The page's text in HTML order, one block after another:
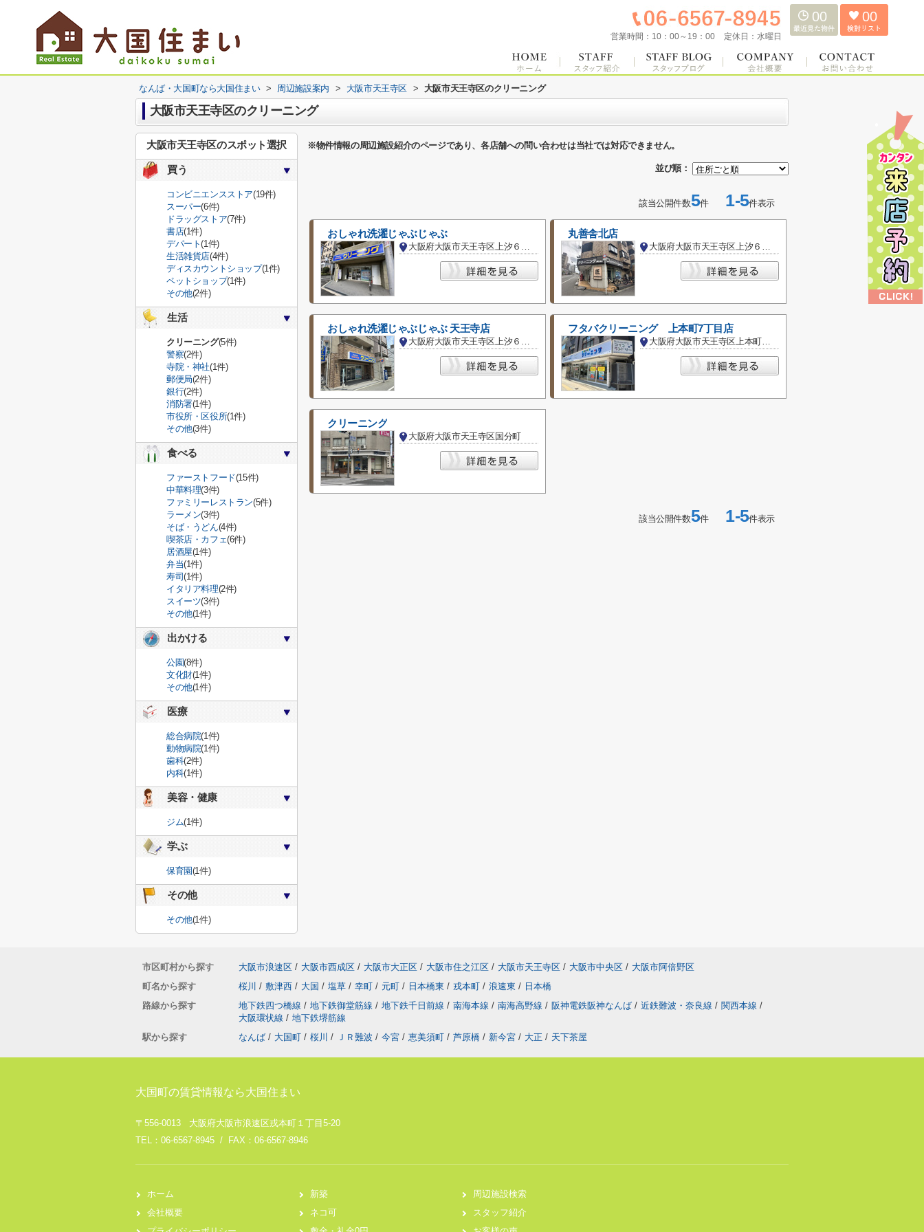
営業時間： 10：00～19：00 定休日： 水曜日
00 00
なんば・大国町なら大国住まい > 周辺施設案内 > 大阪市天王寺区 > 大阪市天王寺区のクリーニング
大阪市天王寺区のクリーニング
※物件情報の周辺施設紹介のページであり、各店舗への問い合わせは当社では対応できません。
並び順：
該当公開件数5件1-5件表示
おしゃれ洗濯じゃぶじゃぶ
大阪府大阪市天王寺区上汐６丁目
丸善舎北店
大阪府大阪市天王寺区上汐６丁目
おしゃれ洗濯じゃぶじゃぶ 天王寺店
大阪府大阪市天王寺区上汐６丁目
フタバクリーニング 上本町7丁目店
大阪府大阪市天王寺区上本町７丁目
クリーニング
大阪府大阪市天王寺区国分町
該当公開件数5件1-5件表示
大阪市天王寺区のスポット選択
買う
コンビニエンスストア(19件)
スーパー(6件)
ドラッグストア(7件)
書店(1件)
デパート(1件)
生活雑貨店(4件)
ディスカウントショップ(1件)
ペットショップ(1件)
その他(2件)
生活
クリーニング(5件)
警察(2件)
寺院・神社(1件)
郵便局(2件)
銀行(2件)
消防署(1件)
市役所・区役所(1件)
その他(3件)
食べる
ファーストフード(15件)
中華料理(3件)
ファミリーレストラン(5件)
ラーメン(3件)
そば・うどん(4件)
喫茶店・カフェ(6件)
居酒屋(1件)
弁当(1件)
寿司(1件)
イタリア料理(2件)
スイーツ(3件)
その他(1件)
出かける
公園(8件)
文化財(1件)
その他(1件)
医療
総合病院(1件)
動物病院(1件)
歯科(2件)
内科(1件)
美容・健康
ジム(1件)
学ぶ
保育園(1件)
その他
その他(1件)
市区町村から探す 大阪市浪速区 / 大阪市西成区 / 大阪市大正区 / 大阪市住之江区 / 大阪市天王寺区 / 大阪市中央区 / 大阪市阿倍野区
町名から探す
桜川 / 敷津西 / 大国 / 塩草 / 幸町 / 元町 / 日本橋東 / 戎本町 / 浪速東 / 日本橋
路線から探す
地下鉄四つ橋線 / 地下鉄御堂筋線 / 地下鉄千日前線 / 南海本線 / 南海高野線 / 阪神電鉄阪神なんば / 近鉄難波・奈良線 / 関西本線 /
大阪環状線 / 地下鉄堺筋線
駅から探す
なんば / 大国町 / 桜川 / ＪＲ難波 / 今宮 / 恵美須町 / 芦原橋 / 新今宮 / 大正 / 天下茶屋
大国町の賃貸情報なら大国住まい
〒556-0013 大阪府大阪市浪速区戎本町１丁目5-20
TEL：06-6567-8945 / FAX：06-6567-8946
ホーム
会社概要
新築
ネコ可
周辺施設検索
スタッフ紹介